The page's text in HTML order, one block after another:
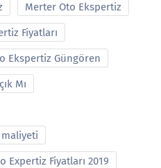
Merter Oto Ekspertiz
Fiyatları
Ekspertiz Güngören
Mı
maliyeti
Expertiz Fiyatları 2019